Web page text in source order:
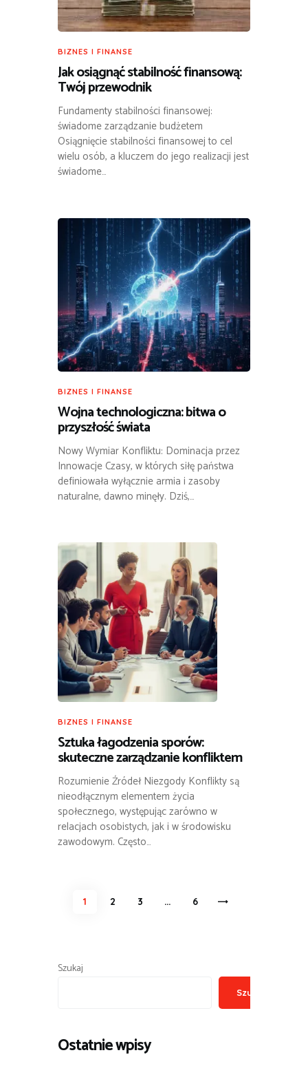
BIZNES I FINANSE
Jak osiągnąć stabilność finansową:
Twój przewodnik
Fundamenty stabilności finansowej:
świadome zarządzanie budżetem
Osiągnięcie stabilności finansowej to cel
wielu osób, a kluczem do jego realizacji jest
świadome…
BIZNES I FINANSE
Wojna technologiczna: bitwa o
przyszłość świata
Nowy Wymiar Konfliktu: Dominacja przez
Innowacje Czasy, w których siłę państwa
definiowała wyłącznie armia i zasoby
naturalne, dawno minęły. Dziś,…
BIZNES I FINANSE
Sztuka łagodzenia sporów:
skuteczne zarządzanie konfliktem
Rozumienie Źródeł Niezgody Konflikty są
nieodłącznym elementem życia
społecznego, występując zarówno w
relacjach osobistych, jak i w środowisku
zawodowym. Często…
Stronicowanie
PAGE
1 PAGE
2 PAGE
3 … PAGE
6
Szukaj
Szukaj
Ostatnie wpisy